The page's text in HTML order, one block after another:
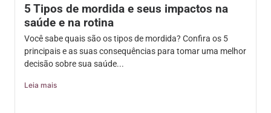
5 Tipos de mordida e seus impactos na
saúde e na rotina
Você sabe quais são os tipos de mordida? Confira os 5
principais e as suas consequências para tomar uma melhor
decisão sobre sua saúde...
Leia mais